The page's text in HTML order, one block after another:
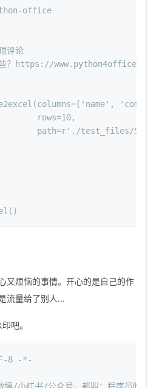
office
评论
些？https://
'name' ,
rows=
10,
path=
r'./test_files/50-
又烦恼的事情。开心的是自己的作
流量给了别人...
吧。
8 -*-